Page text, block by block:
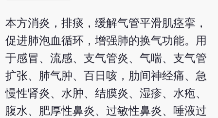
本方消炎，排痰，缓解气管平滑肌痉挛，
促进肺泡血循环，增强肺的换气功能。用
于感冒、流感、支气管炎、气喘、支气管
扩张、肺气肿、百日咳，肋间神经痛、急
慢性肾炎、水肿、结膜炎、湿疹、水疱、
腹水、肥厚性鼻炎、过敏性鼻炎、唾液过